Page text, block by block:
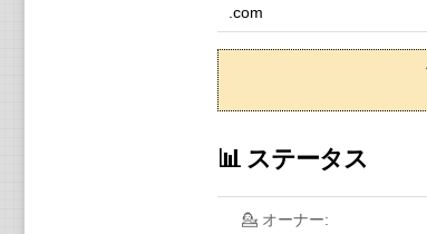
.com
📊 ステータス
💁 オーナー: